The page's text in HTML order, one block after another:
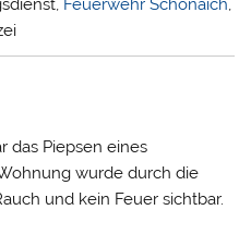
Feuerwehr Schönaich,
das Piepsen eines
wurde durch die
und kein Feuer sichtbar.